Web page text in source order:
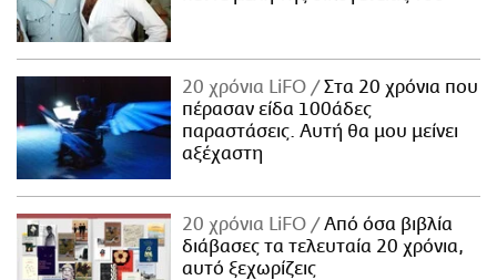
20 χρόνια LiFO
Στα 20 χρόνια που
πέρασαν είδα 100άδες
παραστάσεις. Αυτή θα μου μείνει
αξέχαστη
20 χρόνια LiFO
Από όσα βιβλία
διάβασες τα τελευταία 20 χρόνια,
αυτό ξεχωρίζεις